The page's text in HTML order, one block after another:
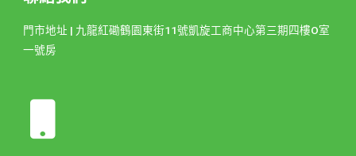
門市地址 | 九龍紅磡鶴園東街11號凱旋工商中心第三期四樓O室
一號房